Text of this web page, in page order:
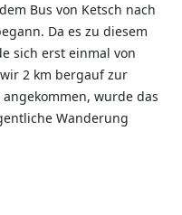
Bus von Ketsch nach
Da es zu diesem
sich erst einmal von
2 km bergauf zur
wurde das
Wanderung